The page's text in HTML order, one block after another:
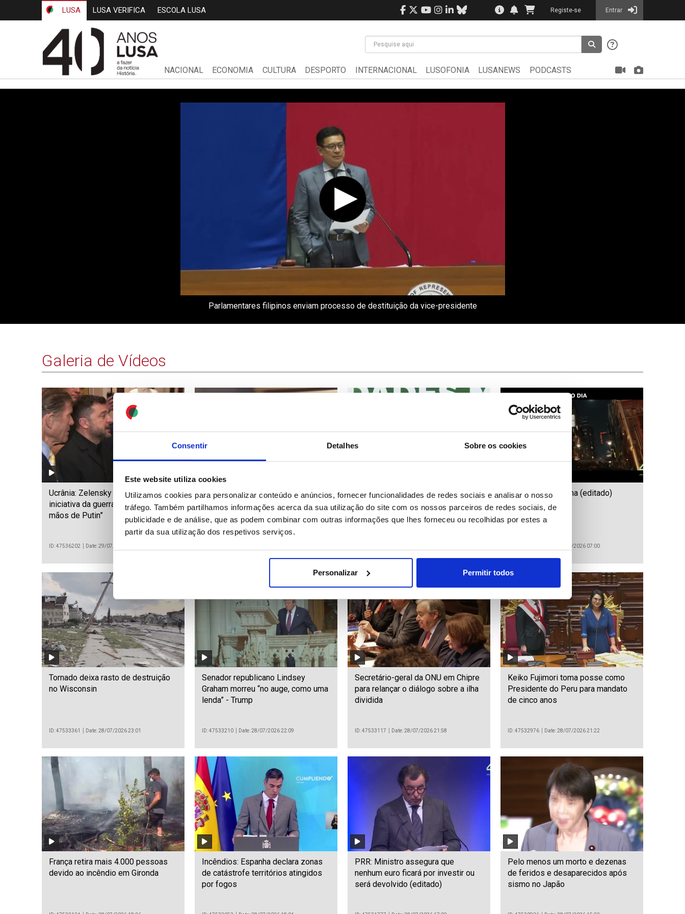
Consentir Detalhes Sobre os cookies
Este website utiliza cookies
Utilizamos cookies para personalizar conteúdo e anúncios, fornecer funcionalidades de redes sociais e analisar o nosso
tráfego. Também partilhamos informações acerca da sua utilização do site com os nossos parceiros de redes sociais, de
publicidade e de análise, que as podem combinar com outras informações que lhes forneceu ou recolhidas por estes a
partir da sua utilização dos respetivos serviços.
Personalizar Permitir todos
LUSA LUSA VERIFICA ESCOLA LUSA Registe-se Entrar
NACIONAL ECONOMIA CULTURA DESPORTO INTERNACIONAL LUSOFONIA LUSANEWS PODCASTS
Parlamentares filipinos enviam processo de destituição da vice-presidente
Galeria de Vídeos
Ucrânia: Zelensky afirma que
iniciativa da guerra "já não está nas
mãos de Putin”
ID: 47536202 Date: 29/07/2026 14:20
Sobe para 18 o número de mortos
no sismo que atingiu o Japão -
Lula critica Trump por corte de
verbas na OMS e cita sistema
público de saúde do Brasil
Estreias da semana (editado)
Date: 29/07/2026 07:00
Tornado deixa rasto de destruição
no Wisconsin
ID: 47533361 Date: 28/07/2026 23:01
Senador republicano Lindsey
Graham morreu “no auge, como uma
lenda” - Trump
ID: 47533210 Date: 28/07/2026 22:09
Secretário-geral da ONU em Chipre
para relançar o diálogo sobre a ilha
dividida
ID: 47533117 Date: 28/07/2026 21:58
Keiko Fujimori toma posse como
Presidente do Peru para mandato
de cinco anos
ID: 47532976 Date: 28/07/2026 21:22
França retira mais 4.000 pessoas
devido ao incêndio em Gironda
Incêndios: Espanha declara zonas
de catástrofe territórios atingidos
por fogos
PRR: Ministro assegura que
nenhum euro ficará por investir ou
será devolvido (editado)
Pelo menos um morto e dezenas
de feridos e desaparecidos após
sismo no Japão